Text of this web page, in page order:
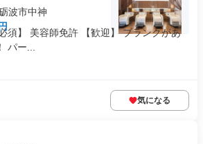
波市中神
須】 美容師免許 【歓迎】 ブランクがあ
パー...
気になる